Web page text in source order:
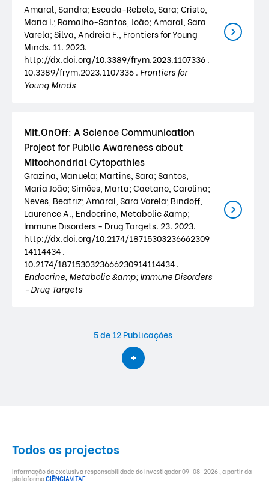
Amaral, Sandra; Escada-Rebelo, Sara; Cristo,
Maria I.; Ramalho-Santos, João; Amaral, Sara
Varela; Silva, Andreia F., Frontiers for Young
Minds. 11. 2023.
http://dx.doi.org/10.3389/frym.2023.1107336 .
10.3389/frym.2023.1107336 . Frontiers for
Young Minds
Mit.OnOff: A Science Communication
Project for Public Awareness about
Mitochondrial Cytopathies
Grazina, Manuela; Martins, Sara; Santos,
Maria João; Simões, Marta; Caetano, Carolina;
Neves, Beatriz; Amaral, Sara Varela; Bindoff,
Laurence A., Endocrine, Metabolic &amp;
Immune Disorders - Drug Targets. 23. 2023.
http://dx.doi.org/10.2174/18715303236662309
14114434 .
10.2174/1871530323666230914114434 .
Endocrine, Metabolic &amp; Immune Disorders
- Drug Targets
5de 12 Publicações
Todos os projectos
Informação da exclusiva responsabilidade do investigador 09-08-2026 , a partir da
plataformaCIÊNCIAVITAE.